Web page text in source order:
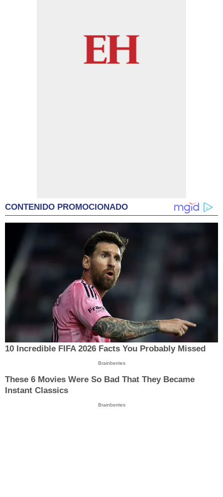
CONTENIDO PROMOCIONADO
10 Incredible FIFA 2026 Facts You Probably Missed
Brainberries
These 6 Movies Were So Bad That They Became
Instant Classics
Brainberries